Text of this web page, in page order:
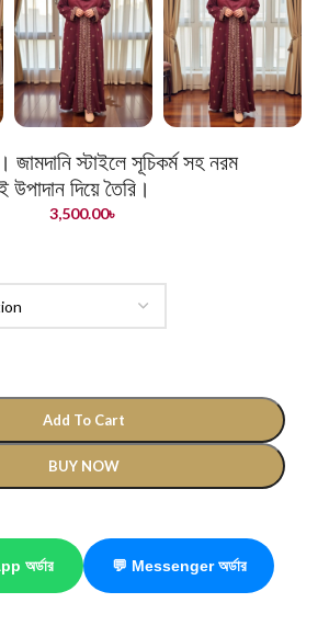
স্টাইলে সূচিকর্ম সহ নরম
দিয়ে তৈরি।
3,500.00৳
Add To Cart
BUY NOW
অর্ডার 💬 Messenger অর্ডার